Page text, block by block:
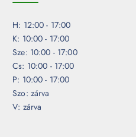
H: 12:00 - 17:00
K: 10:00 - 17:00
Sze: 10:00 - 17:00
Cs: 10:00 - 17:00
P: 10:00 - 17:00
Szo: zárva
V: zárva